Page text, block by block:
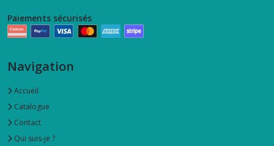
Paiements sécurisés
Navigation
Accueil
Catalogue
Contact
Qui suis-je ?